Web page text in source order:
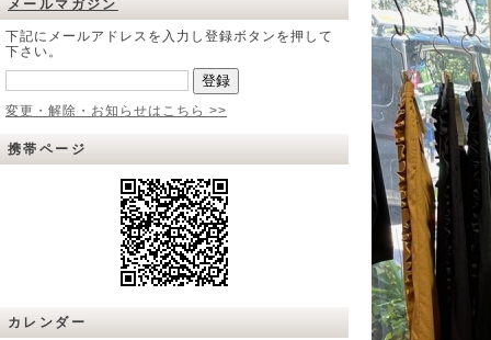
メールマガジン
下記にメールアドレスを入力し登録ボタンを押して
下さい。
変更・解除・お知らせはこちら >>
携帯ページ
カレンダー